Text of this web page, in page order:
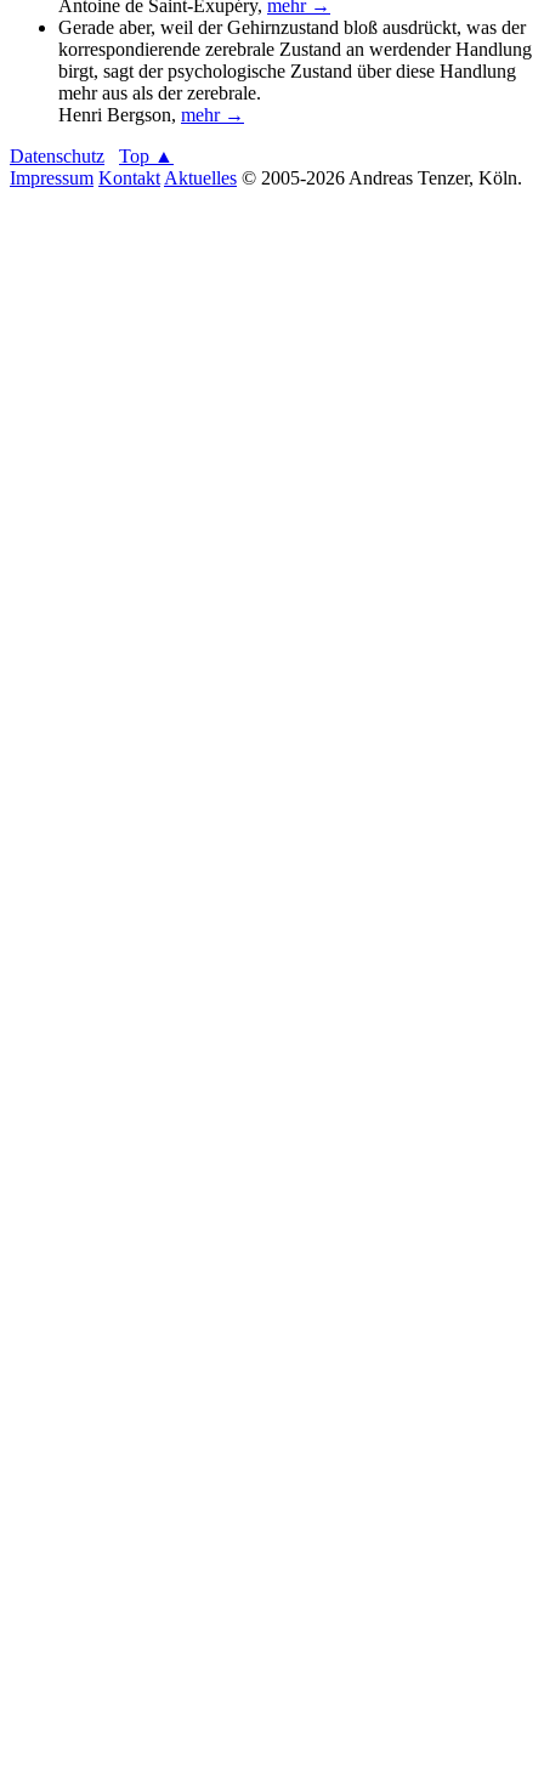
Antoine de Saint-Exupéry, mehr →
Gerade aber, weil der Gehirnzustand bloß ausdrückt, was der
korrespondierende zerebrale Zustand an werdender Handlung
birgt, sagt der psychologische Zustand über diese Handlung
mehr aus als der zerebrale.
Henri Bergson, mehr →
Datenschutz
Top ▲
Impressum Kontakt Aktuelles © 2005-2026 Andreas Tenzer, Köln.